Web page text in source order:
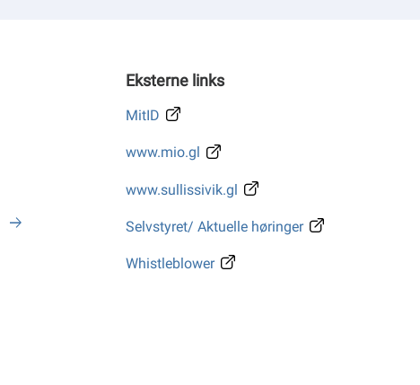
Eksterne links
MitID
www.mio.gl
www.sullissivik.gl
Selvstyret/ Aktuelle høringer
Whistleblower